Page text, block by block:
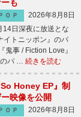
も
ＯＰ
2026年8月8日
日深夜に放送とな
イトニッポン』のパ
事 / Fiction Love』
のパ … 続きを読む
Honey EP』制
映像を公開
ＯＰ
2026年8月8日